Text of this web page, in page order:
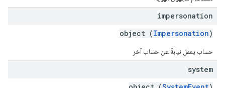
impersonation
object (Impersonation)
حساب يعمل نيابةً عن حساب آخر
system